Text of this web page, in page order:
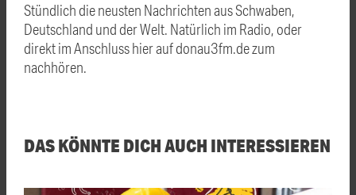
Stündlich die neusten Nachrichten aus Schwaben,
Deutschland und der Welt. Natürlich im Radio, oder
direkt im Anschluss hier auf donau3fm.de zum
nachhören.
DAS KÖNNTE DICH AUCH INTERESSIEREN